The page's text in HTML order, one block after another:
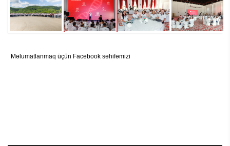
Məlumatlanmaq üçün Facebook səhifəmizi